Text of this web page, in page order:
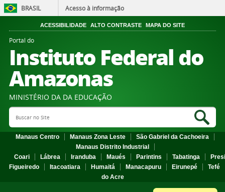
BRASIL Acesso à informação
ACESSIBILIDADE ALTO CONTRASTE MAPA DO SITE
Portal do
Instituto Federal do
Amazonas
MINISTÉRIO DA DA EDUCAÇÃO
Search Site
Manaus Centro Manaus Zona Leste
São Gabriel da Cachoeira
Manaus Distrito Industrial
Coari
Lábrea Iranduba Maués Parintins Tabatinga
Figueiredo
Itacoatiara Humaitá Manacapuru Eirunepé
Tefé
do Acre